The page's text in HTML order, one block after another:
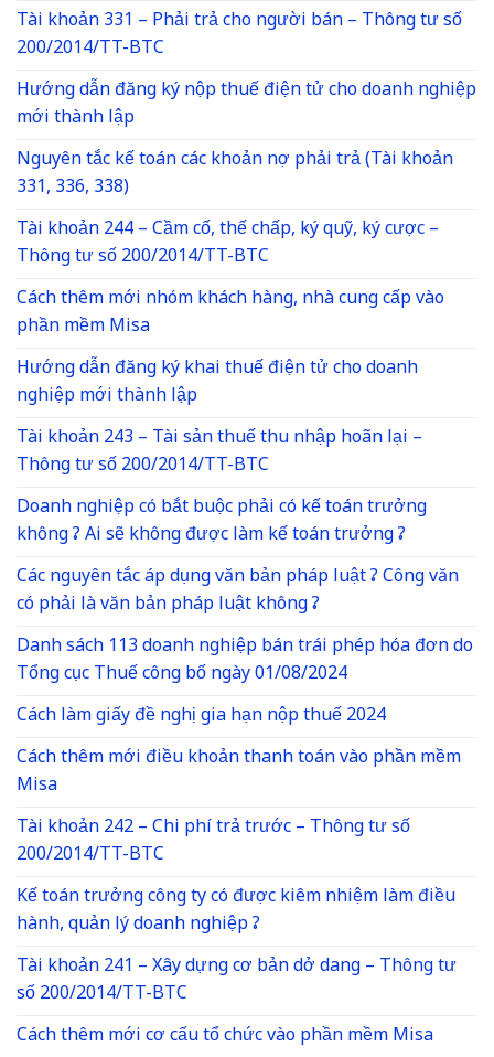
Tài khoản 331 – Phải trả cho người bán – Thông tư số
200/2014/TT-BTC
Hướng dẫn đăng ký nộp thuế điện tử cho doanh nghiệp
mới thành lập
Nguyên tắc kế toán các khoản nợ phải trả (Tài khoản
331, 336, 338)
Tài khoản 244 – Cầm cố, thế chấp, ký quỹ, ký cược –
Thông tư số 200/2014/TT-BTC
Cách thêm mới nhóm khách hàng, nhà cung cấp vào
phần mềm Misa
Hướng dẫn đăng ký khai thuế điện tử cho doanh
nghiệp mới thành lập
Tài khoản 243 – Tài sản thuế thu nhập hoãn lại –
Thông tư số 200/2014/TT-BTC
Doanh nghiệp có bắt buộc phải có kế toán trưởng
không ? Ai sẽ không được làm kế toán trưởng ?
Các nguyên tắc áp dụng văn bản pháp luật ? Công văn
có phải là văn bản pháp luật không ?
Danh sách 113 doanh nghiệp bán trái phép hóa đơn do
Tổng cục Thuế công bố ngày 01/08/2024
Cách làm giấy đề nghị gia hạn nộp thuế 2024
Cách thêm mới điều khoản thanh toán vào phần mềm
Misa
Tài khoản 242 – Chi phí trả trước – Thông tư số
200/2014/TT-BTC
Kế toán trưởng công ty có được kiêm nhiệm làm điều
hành, quản lý doanh nghiệp ?
Tài khoản 241 – Xây dựng cơ bản dở dang – Thông tư
số 200/2014/TT-BTC
Cách thêm mới cơ cấu tổ chức vào phần mềm Misa